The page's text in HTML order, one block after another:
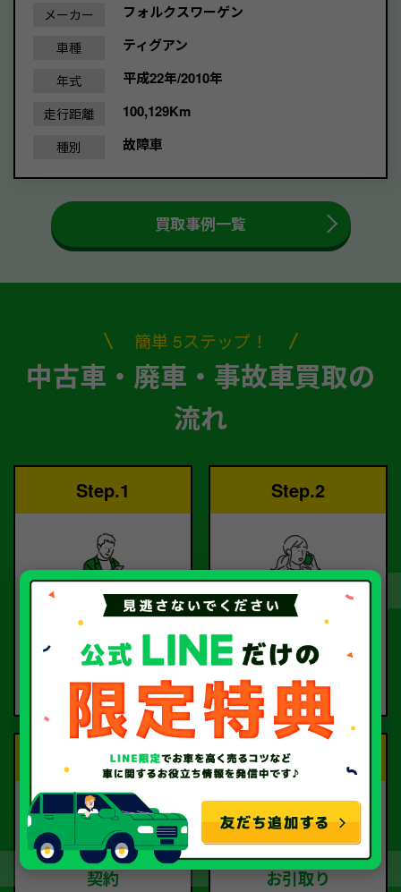
メーカー フォルクスワーゲン
車種 ティグアン
年式 平成22年/2010年
走行距離 100,129Km
種別 故障車
買取事例一覧
簡単 5ステップ！
中古車・廃車・事故車買取の
流れ
Step.1
ご依頼
お電話または査定フォー
ご依頼ください。
Step.2
査定
査定のプロが
お電話で回答いたしま
す。
Step.3
契約
Step.4
お引取り